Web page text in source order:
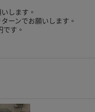
します。
ーンでお願いします。
す。